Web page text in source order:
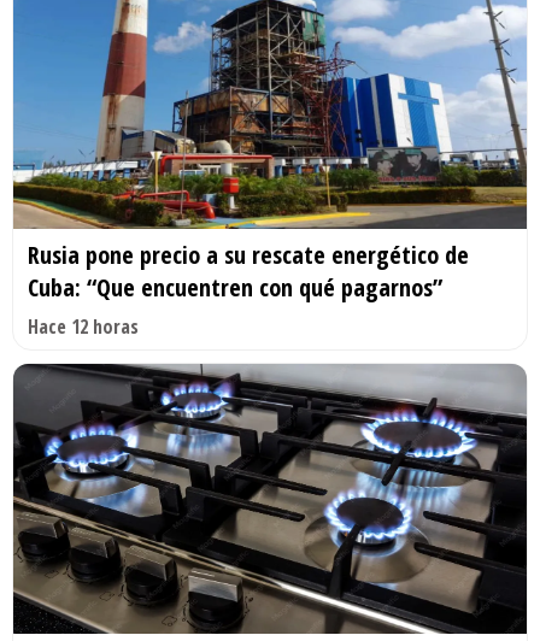
Rusia pone precio a su rescate energético de
Cuba: “Que encuentren con qué pagarnos”
Hace 12 horas